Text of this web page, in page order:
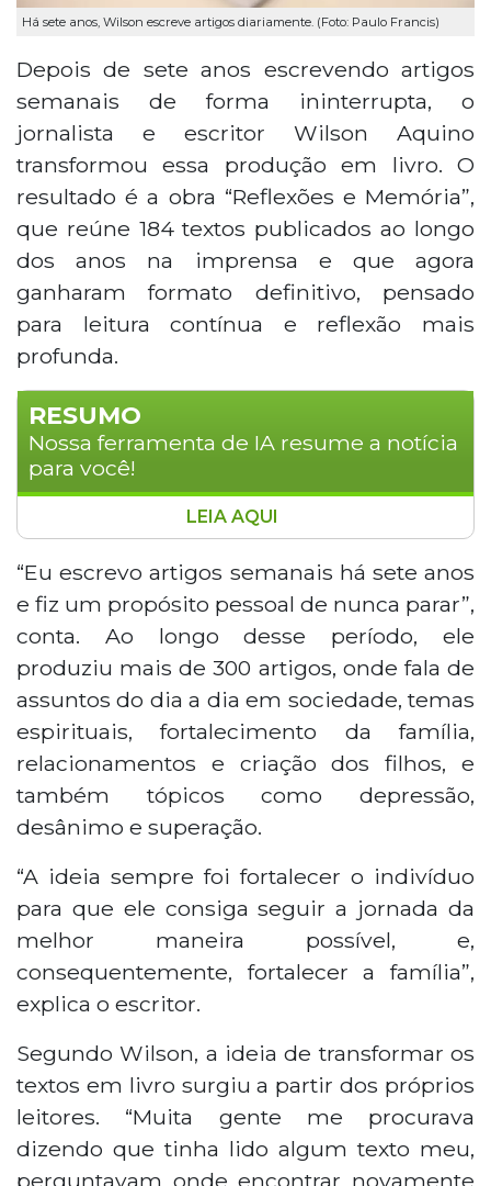
Há sete anos, Wilson escreve artigos diariamente. (Foto: Paulo Francis)
Depois de sete anos escrevendo artigos
semanais de forma ininterrupta, o
jornalista e escritor Wilson Aquino
transformou essa produção em livro. O
resultado é a obra “Reflexões e Memória”,
que reúne 184 textos publicados ao longo
dos anos na imprensa e que agora
ganharam formato definitivo, pensado
para leitura contínua e reflexão mais
profunda.
RESUMO
Nossa ferramenta de IA resume a notícia
para você!
O jornalista Wilson Aquino lança
"Reflexões e Memória", obra que reúne
184 artigos selecionados de sua produção
semanal dos últimos sete anos. O livro
aborda temas como família,
relacionamentos, espiritualidade e
superação, além de trazer memórias de
sua trajetória profissional no jornalismo.
Com produção independente, a obra
exclui textos de cunho político e prioriza
conteúdos voltados ao fortalecimento
individual e familiar. Aos 68 anos, Wilson
de Deus", previsto para julho, que
combinará ciência, espiritualidade e
atividades lúdicas.
LEIA AQUI
“Eu escrevo artigos semanais há sete anos
e fiz um propósito pessoal de nunca parar”,
conta. Ao longo desse período, ele
produziu mais de 300 artigos, onde fala de
assuntos do dia a dia em sociedade, temas
espirituais, fortalecimento da família,
relacionamentos e criação dos filhos, e
também tópicos como depressão,
desânimo e superação.
“A ideia sempre foi fortalecer o indivíduo
para que ele consiga seguir a jornada da
melhor maneira possível, e,
consequentemente, fortalecer a família”,
explica o escritor.
Segundo Wilson, a ideia de transformar os
textos em livro surgiu a partir dos próprios
leitores. “Muita gente me procurava
dizendo que tinha lido algum texto meu,
perguntavam onde encontrar novamente